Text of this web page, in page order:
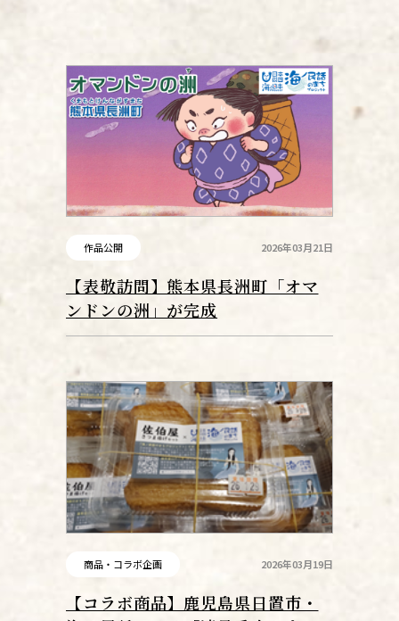
作品公開 2026年03月21日
【表敬訪問】熊本県長洲町「オマ
ンドンの洲」が完成
商品・コラボ企画 2026年03月19日
【コラボ商品】鹿児島県日置市・